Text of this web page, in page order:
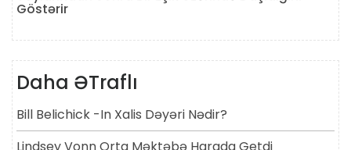
Göstərir
Daha ƏTraflı
Bill Belichick -in Xalis Dəyəri Nədir?